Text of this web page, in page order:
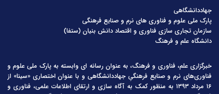
جهاددانشگاهی
پارک ملی علوم و فناوری های نرم و صنایع فرهنگی
سازمان تجاری سازی فناوری و اقتصاد دانش بنیان (ستفا)
دانشگاه علم و فرهنگ
خبرگزاری علم، فناوری و فرهنگ، به عنوان رسانه ای وابسته به پارک ملی علوم و
فناوری‌های نرم و صنایع فرهنگیِ جهاددانشگاهی و با عنوان اختصاری «سینا» از
۱۶ مرداد ۱۳۹۳ به منظور کمک به آگاه سازی و ارتقای اطلاعات علمی، فناوری و